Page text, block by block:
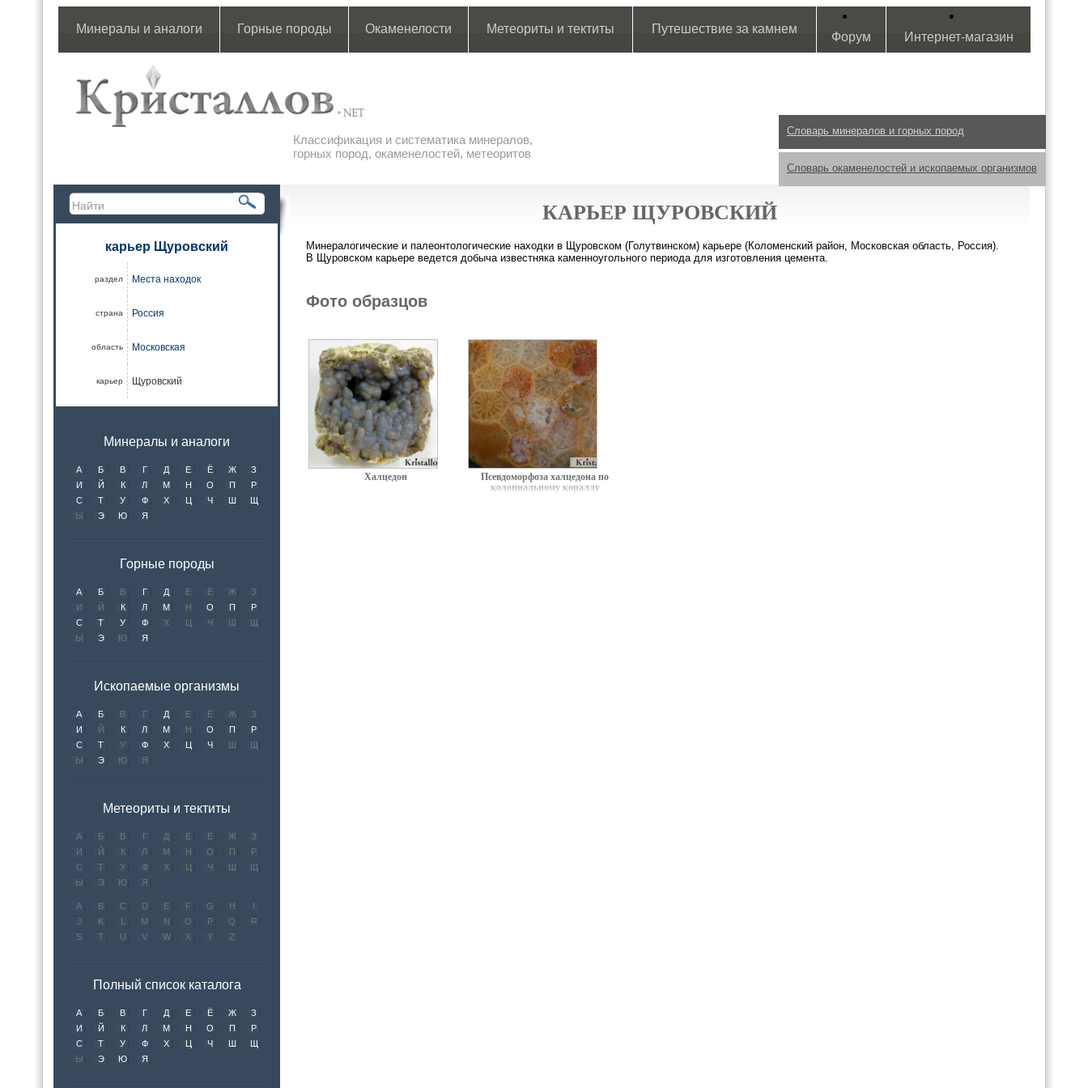
Минералы и аналоги Горные породы Окаменелости Метеориты и тектиты Путешествие за камнем
Форум Интернет-магазин
Классификация и систематика минералов,
горных пород, окаменелостей, метеоритов
Словарь минералов и горных пород
Словарь окаменелостей и ископаемых организмов
карьер Щуровский
раздел Места находок
страна Россия
область Московская
карьер Щуровский
Минералы и аналоги
А Б В Г Д Е Ё Ж
З
И
Й К Л М Н О П
Р
С
Т У Ф Х Ц Ч Ш
Щ
Ы
Э Ю Я
Горные породы
А Б В Г Д Е Ё Ж
З
И
Й К Л М Н О П
Р
С
Т У Ф Х Ц Ч Ш
Щ
Ы
Э Ю Я
Ископаемые организмы
А Б В Г Д Е Ё Ж
З
И
Й К Л М Н О П
Р
С
Т У Ф Х Ц Ч Ш
Щ
Ы
Э Ю Я
Метеориты и тектиты
А Б В Г Д Е Ё Ж
З
И
Й К Л М Н О П
Р
С
Т У Ф Х Ц Ч Ш
Щ
Ы
Э Ю Я
A B C D E F G H
I
J
K L M N O P Q
R
S
T U V W X Y Z
Полный список каталога
А Б В Г Д Е Ё Ж
З
И
Й К Л М Н О П
Р
С
Т У Ф Х Ц Ч Ш
Щ
Ы
Э Ю Я
КАРЬЕР ЩУРОВСКИЙ
Минералогические и палеонтологические находки в Щуровском (Голутвинском) карьере (Коломенский район, Московская область, Россия).
В Щуровском карьере ведется добыча известняка каменноугольного периода для изготовления цемента.
Фото образцов
Халцедон
Псевдоморфоза халцедона по
колониальному кораллу